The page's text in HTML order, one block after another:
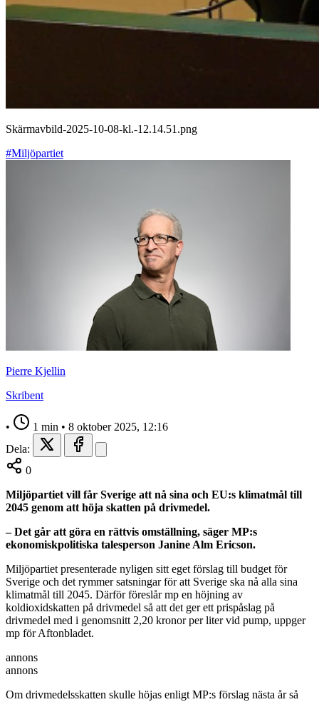
Skärmavbild-2025-10-08-kl.-12.14.51.png
#Miljöpartiet
Pierre Kjellin
Skribent
• 1 min • 8 oktober 2025, 12:16
Dela:
0
Miljöpartiet vill får Sverige att nå sina och EU:s klimatmål till
2045 genom att höja skatten på drivmedel.
– Det går att göra en rättvis omställning, säger MP:s
ekonomiskpolitiska talesperson Janine Alm Ericson.
Miljöpartiet presenterade nyligen sitt eget förslag till budget för
Sverige och det rymmer satsningar för att Sverige ska nå alla sina
klimatmål till 2045. Därför föreslår mp en höjning av
koldioxidskatten på drivmedel så att det ger ett prispåslag på
drivmedel med i genomsnitt 2,20 kronor per liter vid pump, uppger
mp för Aftonbladet.
annons
annons
Om drivmedelsskatten skulle höjas enligt MP:s förslag nästa år så